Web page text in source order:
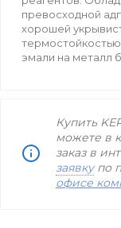
превосходной
хорошей
термостойкостью
эмали на металл
Купить
можете в
заказ в
заявкупо
офисе